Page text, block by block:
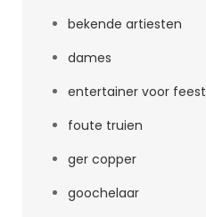
bekende artiesten
dames
entertainer voor feest
foute truien
ger copper
goochelaar